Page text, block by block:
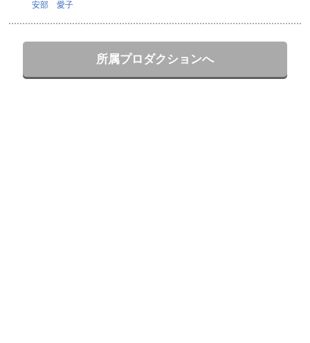
安部 愛子
所属プロダクションへ